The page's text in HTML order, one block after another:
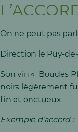
On ne peut pas
Direction le Puy-
Son vin « Boudes
noirs légèrement
fin et onctueux.
Exemple d’accord